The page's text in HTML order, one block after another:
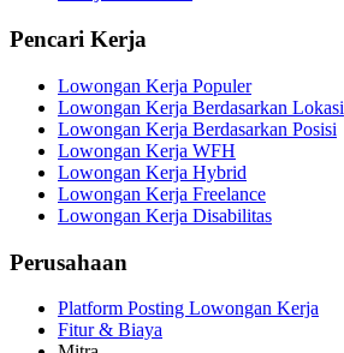
Pencari Kerja
Lowongan Kerja Populer
Lowongan Kerja Berdasarkan Lokasi
Lowongan Kerja Berdasarkan Posisi
Lowongan Kerja WFH
Lowongan Kerja Hybrid
Lowongan Kerja Freelance
Lowongan Kerja Disabilitas
Perusahaan
Platform Posting Lowongan Kerja
Fitur & Biaya